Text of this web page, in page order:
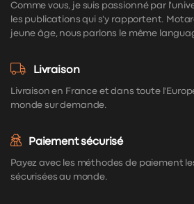
Comme vous, je suis passionné par
les publications qui s'y rapportent.
jeune âge, nous parlons le même
Livraison
Livraison en France et dans toute
monde sur demande.
Paiement sécurisé
Payez avec les méthodes de paiement
sécurisées au monde.